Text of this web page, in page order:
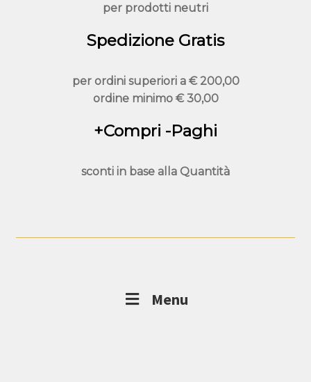
per prodotti neutri
Spedizione Gratis
per ordini superiori a € 200,00
ordine minimo€ 30,00
+Compri -Paghi
sconti in base alla Quantità
Menu